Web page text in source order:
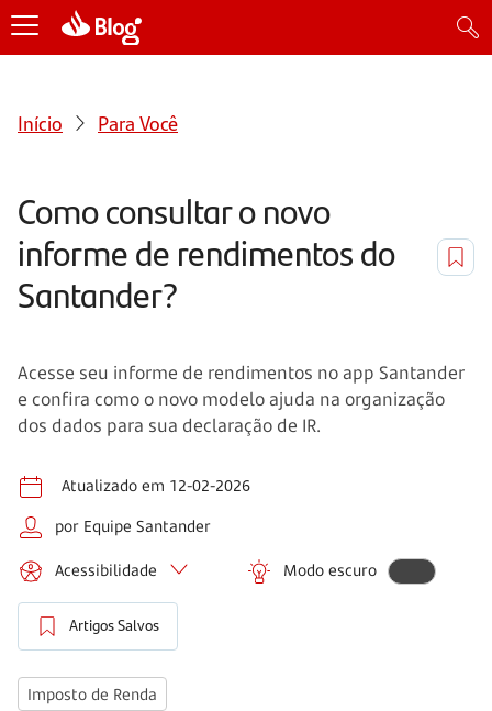
Início Para Você
Como consultar o novo
informe de rendimentos do
Santander?
Acesse seu informe de rendimentos no app Santander
e confira como o novo modelo ajuda na organização
dos dados para sua declaração de IR.
Atualizado em 12-02-2026
por Equipe Santander
Acessibilidade Modo escuro
Artigos Salvos
Imposto de Renda